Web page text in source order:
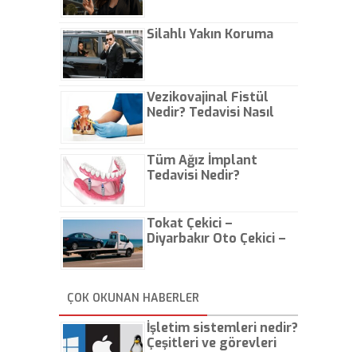
Silahlı Yakın Koruma
Vezikovajinal Fistül
Nedir? Tedavisi Nasıl
Tüm Ağız İmplant
Tedavisi Nedir?
Tokat Çekici –
Diyarbakır Oto Çekici –
ÇOK OKUNAN HABERLER
İşletim sistemleri nedir?
Çeşitleri ve görevleri